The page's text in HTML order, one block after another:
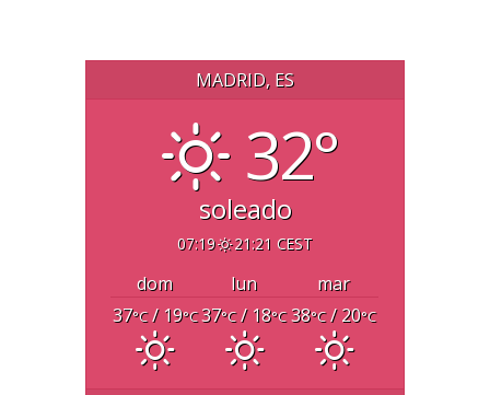
MADRID, ES
32°
soleado
07:19 21:21 CEST
dom lun
mar
37°C/ 19°C37°C/ 18°C 38°C/ 20°C